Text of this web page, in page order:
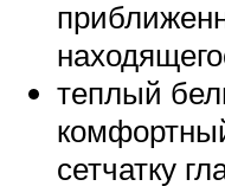
теплый
сетчатку